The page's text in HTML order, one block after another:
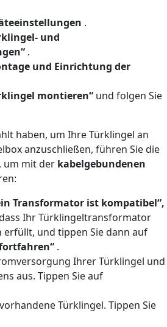
.
und
.
und Einrichtung der
montieren“ und folgen Sie
haben, um Ihre Türklingel an
anzuschließen, führen Sie die
um mit der kabelgebundenen
Transformator ist kompatibel“,
Ihr Türklingeltransformator
und tippen Sie dann auf
.
Ihrer Türklingel und
aus. Tippen Sie auf
Türklingel. Tippen Sie